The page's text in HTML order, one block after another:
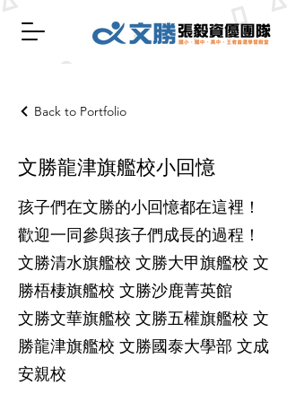
Back to Portfolio
文勝龍津旗艦校小回憶
孩子們在文勝的小回憶都在這裡！
歡迎一同參與孩子們成長的過程！
文勝清水旗艦校 文勝大甲旗艦校 文
勝梧棲旗艦校 文勝沙鹿菁英館
文勝文華旗艦校 文勝五權旗艦校 文
勝龍津旗艦校 文勝國泰大學部 文成
安親校